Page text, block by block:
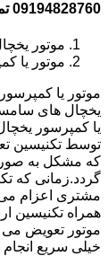
09194828760 تماس بگیرند.
موتور
موتور یا
موتور یا
یخچال های
یا کمپرسور
توسط تکنیسین
که مشکل به
گردد.زمانی که
مشتری اعزام
همراه تکنیسین
موتور تعویض
خیلی سریع